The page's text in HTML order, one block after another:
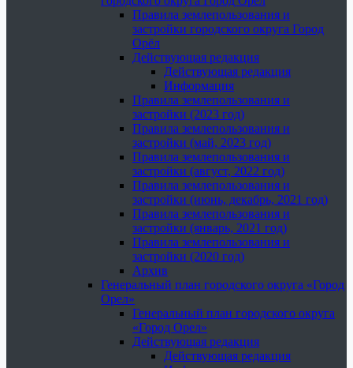
Правила землепользования и
застройки городского округа Город
Орёл
Действующая редакция
Действующая редакция
Информация
Правила землепользования и
застройки (2023 год)
Правила землепользования и
застройки (май, 2023 год)
Правила землепользования и
застройки (август, 2022 год)
Правила землепользования и
застройки (июнь, декабрь, 2021 год)
Правила землепользования и
застройки (январь, 2021 год)
Правила землепользования и
застройки (2020 год)
Архив
Генеральный план городского округа «Город
Орел»
Генеральный план городского округа
«Город Орел»
Действующая редакция
Действующая редакция